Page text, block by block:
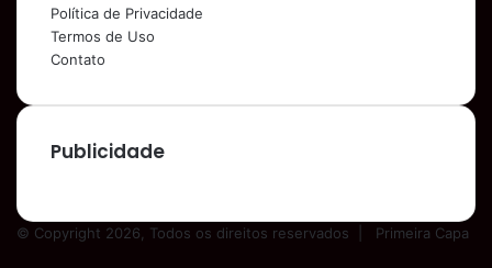
Política de Privacidade
Termos de Uso
Contato
Publicidade
© Copyright 2026, Todos os direitos reservados |
Primeira Capa